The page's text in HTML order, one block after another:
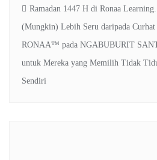
Ramadan 1447 H di Ronaa
(Mungkin) Lebih Seru daripada
RONAA™ pada NGABUBURIT
untuk Mereka yang Memilih Tidak
Sendiri